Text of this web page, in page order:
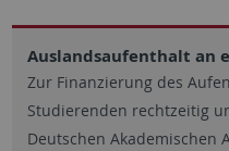
Auslandsaufenthalt an
Zur Finanzierung des
Studierenden rechtzeitig
Deutschen Akademischen